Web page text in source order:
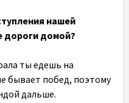
нашей
дороги домой?
ты едешь на
бывает побед, поэтому
дальше.